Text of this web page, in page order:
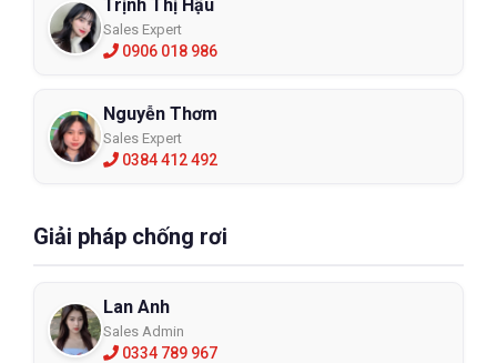
Trịnh Thị Hậu
Sales Expert
0906 018 986
Nguyễn Thơm
Sales Expert
0384 412 492
Giải pháp chống rơi
Lan Anh
Sales Admin
0334 789 967